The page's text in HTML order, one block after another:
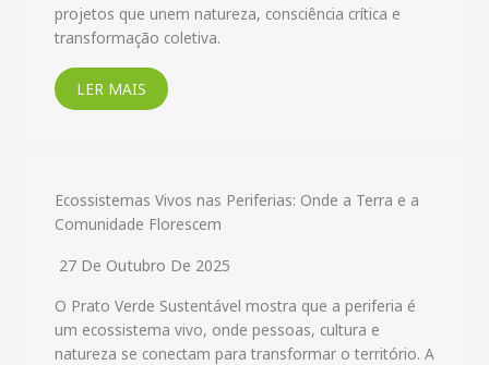
projetos que unem natureza, consciência crítica e
transformação coletiva.
LER MAIS
Ecossistemas Vivos nas Periferias: Onde a Terra e a
Comunidade Florescem
27 De Outubro De 2025
O Prato Verde Sustentável mostra que a periferia é
um ecossistema vivo, onde pessoas, cultura e
natureza se conectam para transformar o território. A